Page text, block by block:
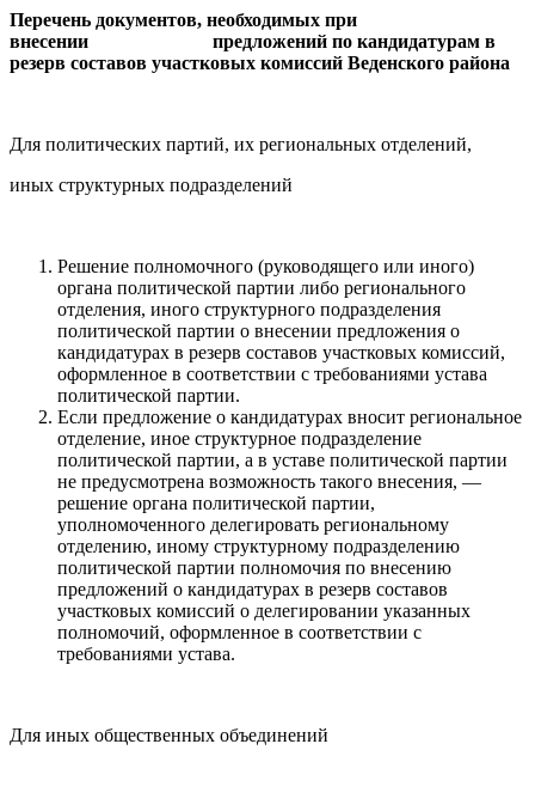
Перечень документов, необходимых при
внесении предложений по кандидатурам в
резерв составов участковых комиссий Веденского района
Для политических партий, их региональных отделений,
иных структурных подразделений
Решение полномочного (руководящего или иного)
органа политической партии либо регионального
отделения, иного структурного подразделения
политической партии о внесении предложения о
кандидатурах в резерв составов участковых комиссий,
оформленное в соответствии с требованиями устава
политической партии.
Если предложение о кандидатурах вносит региональное
отделение, иное структурное подразделение
политической партии, а в уставе политической партии
не предусмотрена возможность такого внесения, —
решение органа политической партии,
уполномоченного делегировать региональному
отделению, иному структурному подразделению
политической партии полномочия по внесению
предложений о кандидатурах в резерв составов
участковых комиссий о делегировании указанных
полномочий, оформленное в соответствии с
требованиями устава.
Для иных общественных объединений